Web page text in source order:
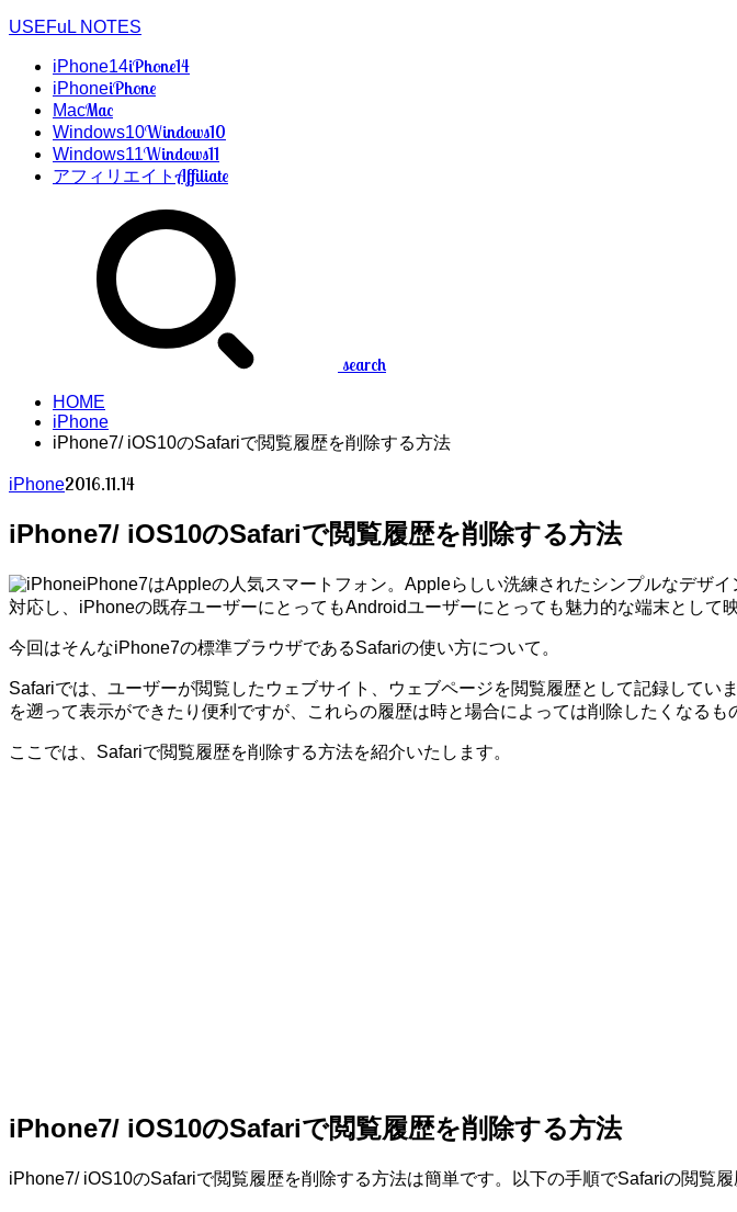
USEFuL NOTES
iPhone14iPhone14
iPhoneiPhone
MacMac
Windows10Windows10
Windows11Windows11
アフィリエイトAffiliate
search
HOME
iPhone
iPhone7/ iOS10のSafariで閲覧履歴を削除する方法
iPhone2016.11.14
iPhone7/ iOS10のSafariで閲覧履歴を削除する方法
iPhone7はAppleの人気スマートフォン。Appleらしい洗練されたシンプルなデザ
対応し、iPhoneの既存ユーザーにとってもAndroidユーザーにとっても魅力的な端末として
今回はそんなiPhone7の標準ブラウザであるSafariの使い方について。
Safariでは、ユーザーが閲覧したウェブサイト、ウェブページを閲覧履歴として記録して
を遡って表示ができたり便利ですが、これらの履歴は時と場合によっては削除したくなるも
ここでは、Safariで閲覧履歴を削除する方法を紹介いたします。
iPhone7/ iOS10のSafariで閲覧履歴を削除する方法
iPhone7/ iOS10のSafariで閲覧履歴を削除する方法は簡単です。以下の手順でSafariの閲覧履